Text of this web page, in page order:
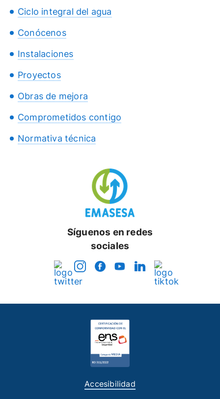
Ciclo integral del agua
Conócenos
Instalaciones
Proyectos
Obras de mejora
Comprometidos contigo
Normativa técnica
Síguenos en redes
sociales
Accesibilidad